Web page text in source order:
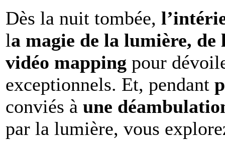
Dès la nuit tombée,
la magie de la lumière,
vidéo mapping pour
exceptionnels. Et, pendant
conviés à une
par la lumière, vous